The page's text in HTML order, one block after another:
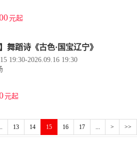
元起
舞蹈诗《古色·国宝辽宁》
19:30-2026.09.16 19:30
元起
13 14 15 16 17 ... > >>